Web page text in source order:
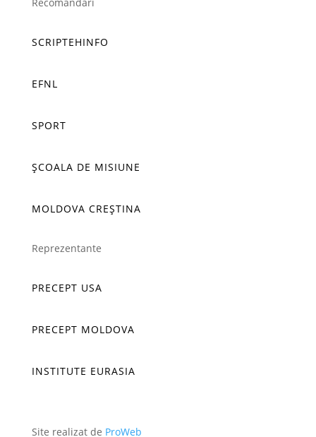
SCRIPTEHINFO
EFNL
SPORT
ȘCOALA DE MISIUNE
MOLDOVA CREȘTINA
Reprezentante
PRECEPT USA
PRECEPT MOLDOVA
INSTITUTE EURASIA
Site realizat de ProWeb